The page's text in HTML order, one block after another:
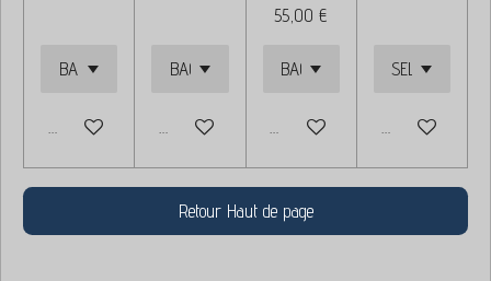
Ajouter au panier Ajouter au panier
55,00 €
Ajouter au panier Ajouter au
Retour Haut de page